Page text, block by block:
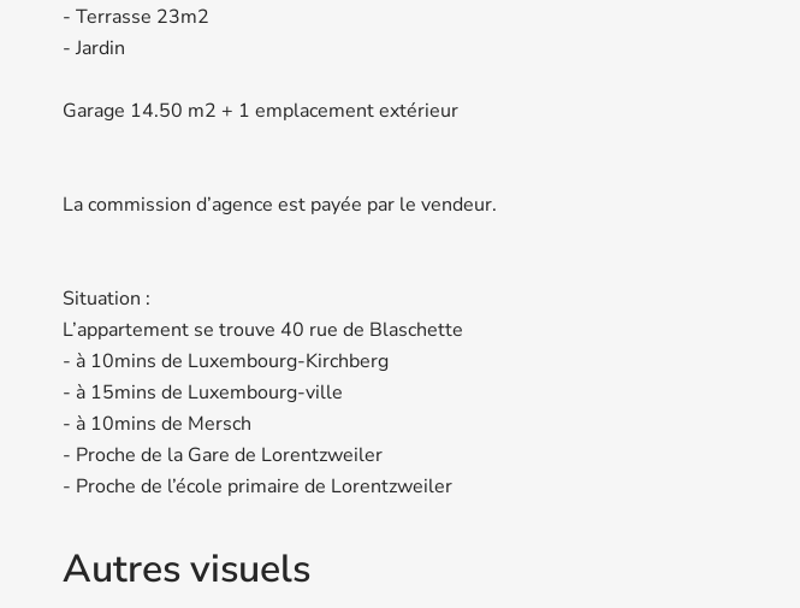
- Terrasse 23m2
- Jardin
Garage 14.50 m2 + 1 emplacement extérieur
La commission d’agence est payée par le vendeur.
Situation :
L’appartement se trouve 40 rue de Blaschette
- à 10mins de Luxembourg-Kirchberg
- à 15mins de Luxembourg-ville
- à 10mins de Mersch
- Proche de la Gare de Lorentzweiler
- Proche de l’école primaire de Lorentzweiler
Autres visuels